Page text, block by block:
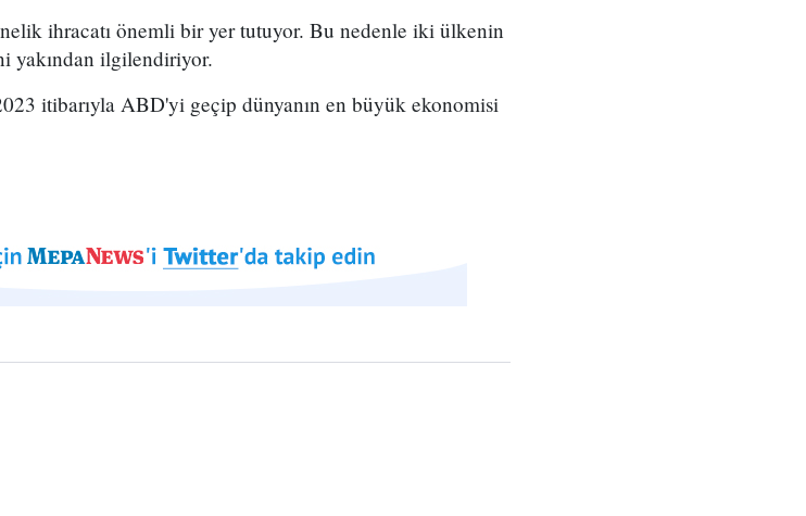
ihracatı önemli bir yer tutuyor. Bu nedenle iki ülkenin
yakından ilgilendiriyor.
itibarıyla ABD'yi geçip dünyanın en büyük ekonomisi